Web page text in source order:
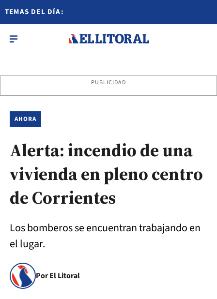
TEMAS DEL DÍA:
PUBLICIDAD
AHORA
Alerta: incendio de una
vivienda en pleno centro
de Corrientes
Los bomberos se encuentran trabajando en
el lugar.
Por El Litoral